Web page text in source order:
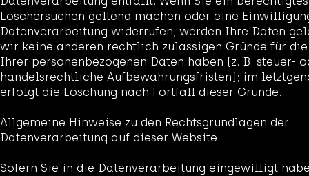
Löschersuchen geltend machen oder eine
Datenverarbeitung widerrufen, werden Ihre Daten
wir keine anderen rechtlich zulässigen Gründe für
Ihrer personenbezogenen Daten haben (z. B. steuer-
handelsrechtliche Aufbewahrungsfristen); im
erfolgt die Löschung nach Fortfall dieser Gründe.
Allgemeine Hinweise zu den Rechtsgrundlagen der
Datenverarbeitung auf dieser Website
Sofern Sie in die Datenverarbeitung eingewilligt